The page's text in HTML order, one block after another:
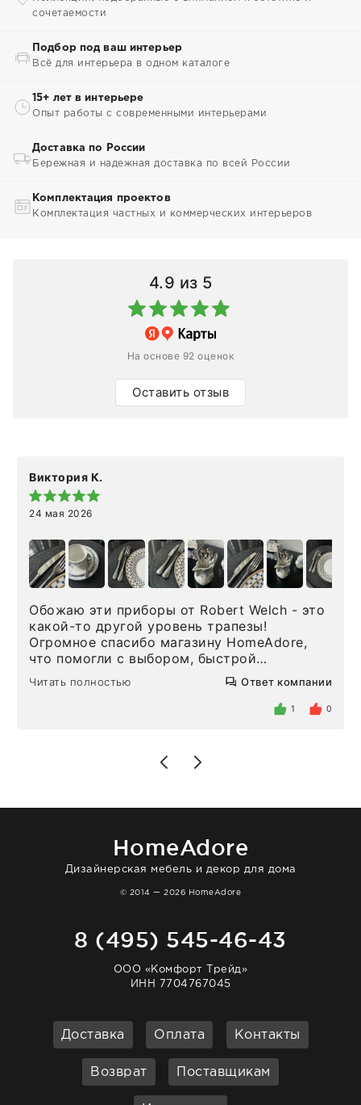
сочетаемости
Подбор под ваш интерьер
Всё для интерьера в одном каталоге
15+ лет в интерьере
Опыт работы с современными интерьерами
Доставка по России
Бережная и надежная доставка по всей России
Комплектация проектов
Комплектация частных и коммерческих интерьеров
4.9 из 5
На основе 92 оценок
Оставить отзыв
Виктория К.
24 мая 2026
Обожаю эти приборы от Robert Welch - это
какой-то другой уровень трапезы!
Огромное спасибо магазину HomeAdore,
что помогли с выбором, быстрой
доставкой и высоким сервисом. Один раз
была здесь лично, забирала чайные ложки,
внутри очень много антикварной посуды,
Позже заказывала остальные приборы -
доставили сдэком на следующий день к
отвечает очень быстро. Взаимодействием
Читать полностью Ответ компании
1 0
HomeAdore
Дизайнерская мебель и декор для дома
© 2014 — 2026 HomeAdore
8 (495) 545-46-43
ООО «Комфорт Трейд»
ИНН 7704767045
Доставка Оплата Контакты
Возврат Поставщикам